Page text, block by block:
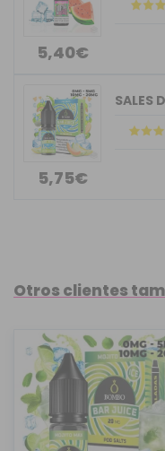
5,40€
5,75€
Otros clientes